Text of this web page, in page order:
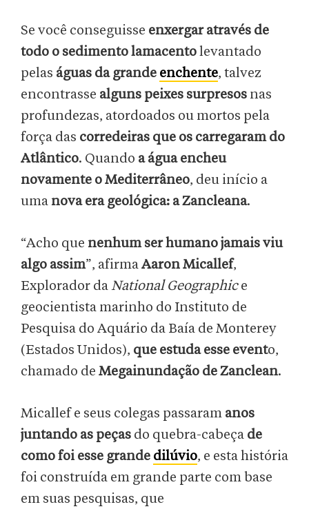
Se você conseguisse enxergar através de
todo o sedimento lamacentolevantado
pelas águas da grande enchente, talvez
encontrasse alguns peixes surpresos nas
profundezas, atordoados ou mortos pela
força das corredeiras que os carregaram do
Atlântico. Quando a água encheu
novamente o Mediterrâneo, deu início a
uma nova era geológica: a Zancleana.
“Acho que nenhum ser humano jamais viu
algo assim”, afirmaAaron Micallef,
Explorador daNational Geographice
geocientista marinho do Instituto de
Pesquisa do Aquário da Baía de Monterey
(Estados Unidos), que estuda esse evento,
chamado de Megainundação de Zanclean.
Micallef e seus colegas passaram anos
juntando as peças do quebra-cabeça de
como foi esse grande dilúvio, e esta história
foi construída em grande parte com base
em suas pesquisas, que